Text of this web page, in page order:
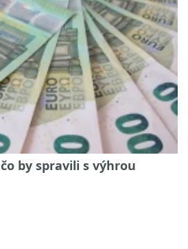
by spravili s výhrou